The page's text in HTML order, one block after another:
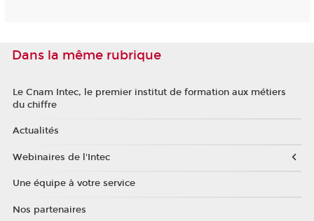
Dans la même rubrique
Le Cnam Intec, le premier institut de formation aux métiers
du chiffre
Actualités
Webinaires de l'Intec
Une équipe à votre service
Nos partenaires